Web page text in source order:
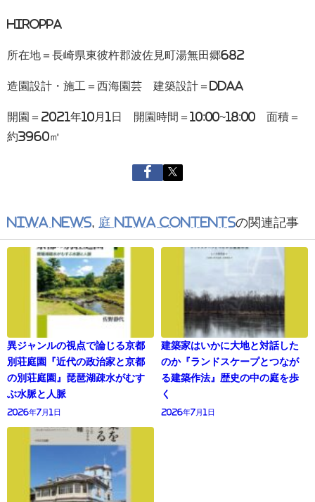
HIROPPA
所在地＝長崎県東彼杵郡波佐見町湯無田郷682
造園設計・施工＝西海園芸 建築設計＝DDAA
開園＝2021年10月1日 開園時間＝10:00~18:00 面積＝
約3960㎡
NIWA NEWS, 庭 NIWA CONTENTSの関連記事
異ジャンルの視点で論じる京都
別荘庭園『近代の政治家と京都
の別荘庭園』琵琶湖疎水がむす
ぶ水脈と人脈
2026年7月1日
建築家はいかに大地と対話した
のか『ランドスケープとつなが
る建築作法』歴史の中の庭を歩
く
2026年7月1日